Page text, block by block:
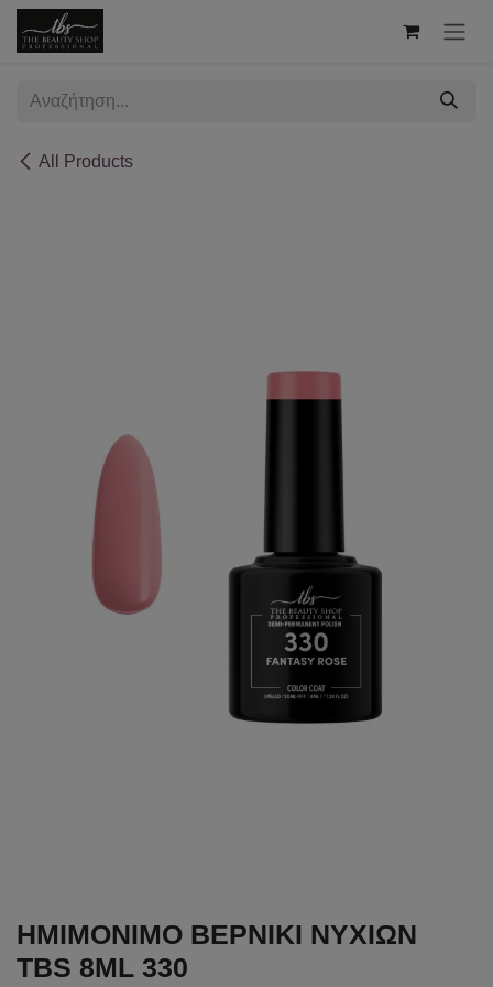
Skip to Content
All Products
ΗΜΙΜΟΝΙΜΟ ΒΕΡΝΙΚΙ ΝΥΧΙΩΝ
TBS 8ML 330